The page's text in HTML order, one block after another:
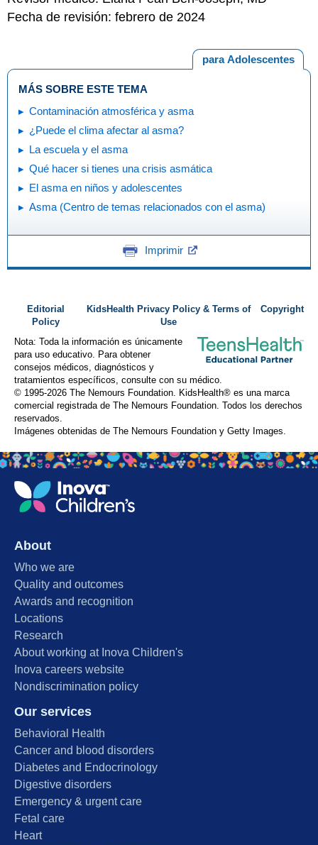
Fecha de revisión: febrero de 2024
para Adolescentes
MÁS SOBRE ESTE TEMA
Contaminación atmosférica y asma
¿Puede el clima afectar al asma?
La escuela y el asma
Qué hacer si tienes una crisis asmática
El asma en niños y adolescentes
Asma (Centro de temas relacionados con el asma)
Imprimir
Editorial
Policy
KidsHealth Privacy Policy & Terms of
Use
Copyright
Nota: Toda la información es únicamente
para uso educativo. Para obtener
consejos médicos, diagnósticos y
tratamientos específicos, consulte con su médico.
© 1995-2026 The Nemours Foundation. KidsHealth® es una marca
comercial registrada de The Nemours Foundation. Todos los derechos
reservados.
Imágenes obtenidas de The Nemours Foundation y Getty Images.
About
Who we are
Quality and outcomes
Awards and recognition
Locations
Research
About working at Inova Children's
Inova careers website
Nondiscrimination policy
Our services
Behavioral Health
Cancer and blood disorders
Diabetes and Endocrinology
Digestive disorders
Emergency & urgent care
Fetal care
Heart